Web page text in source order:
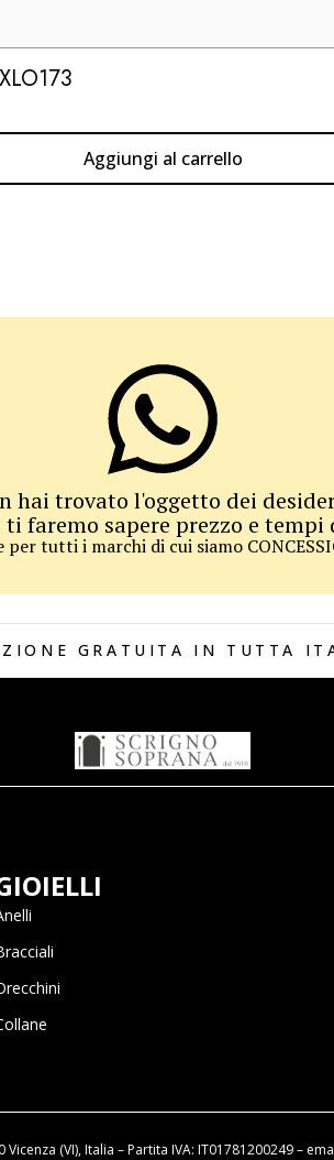
Aggiungi al carrello
hai trovato l'oggetto dei
faremo sapere prezzo e tempi
per tutti i marchi di cui siamo
GRATUITA IN TUTTA
(VI), Italia – Partita IVA: IT01781200249 –